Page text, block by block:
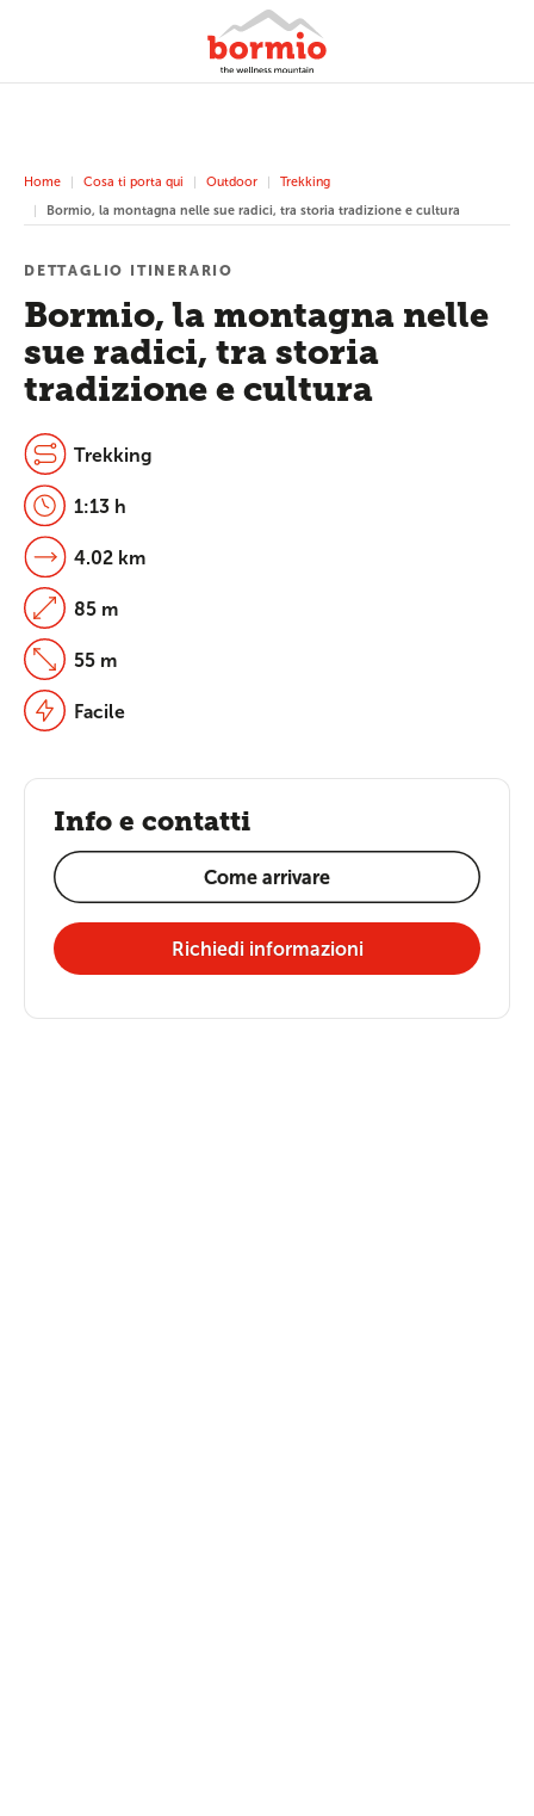
Home Cosa ti porta qui Outdoor
Trekking
Bormio, la montagna nelle sue radici, tra storia tradizione e cultura
Bormio, la montagna nelle
sue radici, tra storia
tradizione e cultura
DETTAGLIO ITINERARIO
Trekking
1:13 h
4.02 km
85 m
55 m
Facile
Info e contatti
Come arrivare
Richiedi informazioni